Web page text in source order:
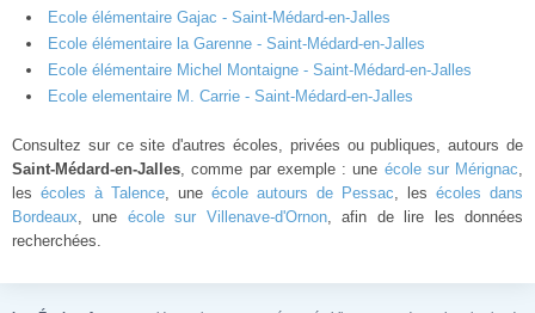
Ecole élémentaire Gajac - Saint-Médard-en-Jalles
Ecole élémentaire la Garenne - Saint-Médard-en-Jalles
Ecole élémentaire Michel Montaigne - Saint-Médard-en-Jalles
Ecole elementaire M. Carrie - Saint-Médard-en-Jalles
Consultez sur ce site d'autres écoles, privées ou publiques, autours de
Saint-Médard-en-Jalles, comme par exemple : une école sur Mérignac,
les écoles à Talence, une école autours de Pessac, les écoles dans
Bordeaux, une école sur Villenave-d'Ornon, afin de lire les données
recherchées.